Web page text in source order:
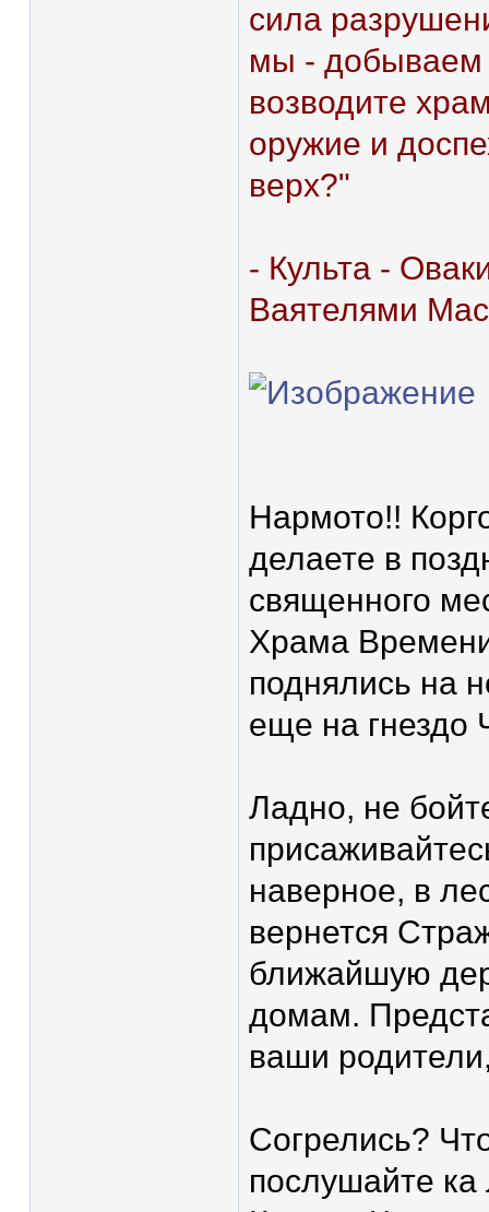
сила
мы - добываем
возводите
оружие и
верх?"
- Культа -
Ваятелями
Нармото!!
делаете в
священного
Храма
поднялись на
еще на гнездо
Ладно, не
наверное, в
вернется
ближайшую
домам.
ваши
Согрелись?
послушайте